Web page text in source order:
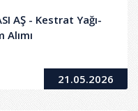
AŞ - Kestrat Yağı-
Alımı
21.05.2026